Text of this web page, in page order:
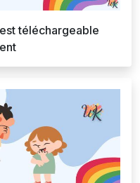
téléchargeable